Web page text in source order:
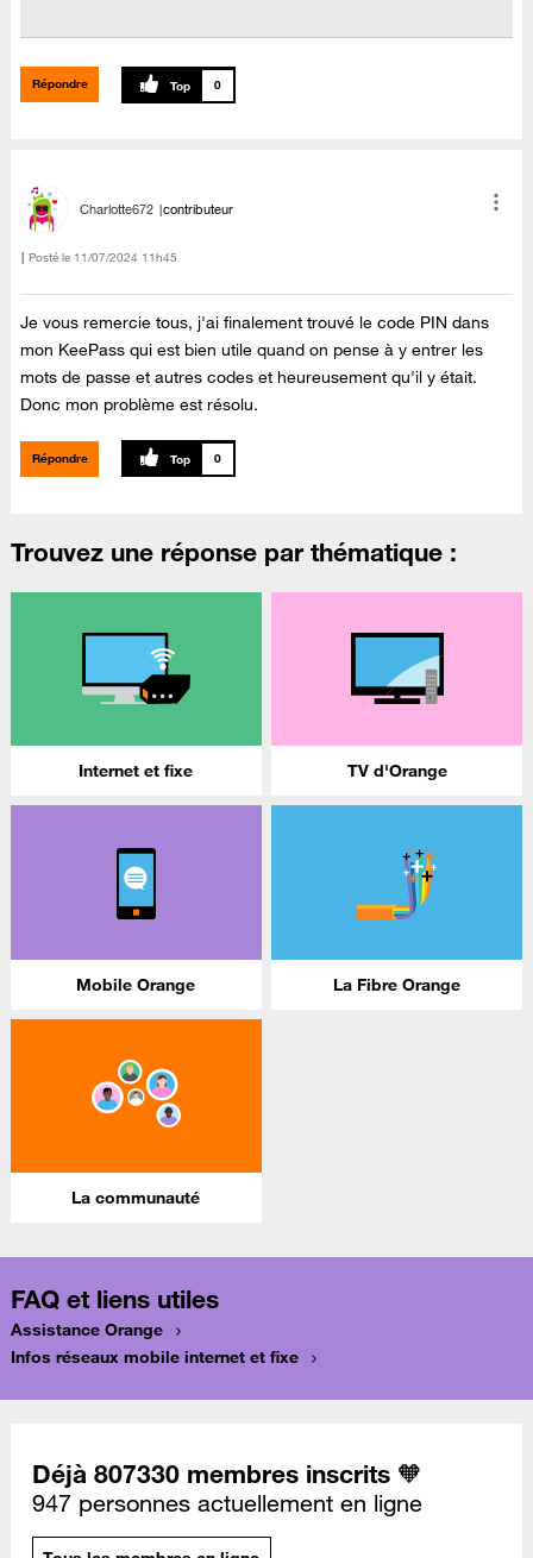
Répondre 0
Charlotte672 contributeur
Posté le ‎11/07/2024 11h45
Je vous remercie tous, j'ai finalement trouvé le code PIN dans
mon KeePass qui est bien utile quand on pense à y entrer les
mots de passe et autres codes et heureusement qu'il y était.
Donc mon problème est résolu.
Répondre 0
Trouvez une réponse par thématique :
Internet et fixe TV d'Orange
Mobile Orange La Fibre Orange
La communauté
FAQ et liens utiles
Assistance Orange
Infos réseaux mobile internet et fixe
Déjà 807330 membres inscrits 🧡
947 personnes actuellement en ligne